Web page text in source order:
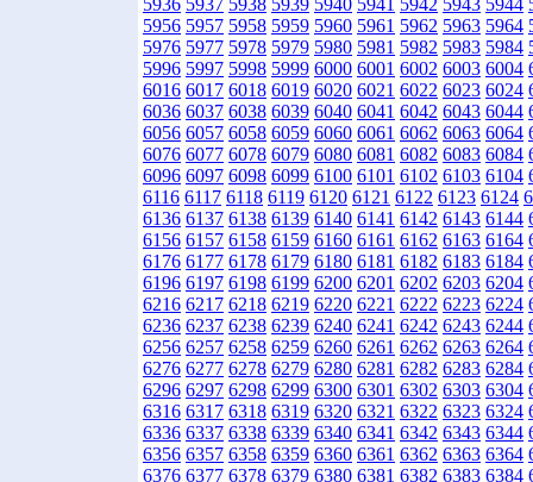
5936 5937 5938 5939 5940 5941 5942 5943 5944
5956 5957 5958 5959 5960 5961 5962 5963 5964
5976 5977 5978 5979 5980 5981 5982 5983 5984
5996 5997 5998 5999 6000 6001 6002 6003 6004
6016 6017 6018 6019 6020 6021 6022 6023 6024
6036 6037 6038 6039 6040 6041 6042 6043 6044
6056 6057 6058 6059 6060 6061 6062 6063 6064
6076 6077 6078 6079 6080 6081 6082 6083 6084
6096 6097 6098 6099 6100 6101 6102 6103 6104
6116 6117 6118 6119 6120 6121 6122 6123 6124
6136 6137 6138 6139 6140 6141 6142 6143 6144
6156 6157 6158 6159 6160 6161 6162 6163 6164
6176 6177 6178 6179 6180 6181 6182 6183 6184
6196 6197 6198 6199 6200 6201 6202 6203 6204
6216 6217 6218 6219 6220 6221 6222 6223 6224
6236 6237 6238 6239 6240 6241 6242 6243 6244
6256 6257 6258 6259 6260 6261 6262 6263 6264
6276 6277 6278 6279 6280 6281 6282 6283 6284
6296 6297 6298 6299 6300 6301 6302 6303 6304
6316 6317 6318 6319 6320 6321 6322 6323 6324
6336 6337 6338 6339 6340 6341 6342 6343 6344
6356 6357 6358 6359 6360 6361 6362 6363 6364
6376 6377 6378 6379 6380 6381 6382 6383 6384